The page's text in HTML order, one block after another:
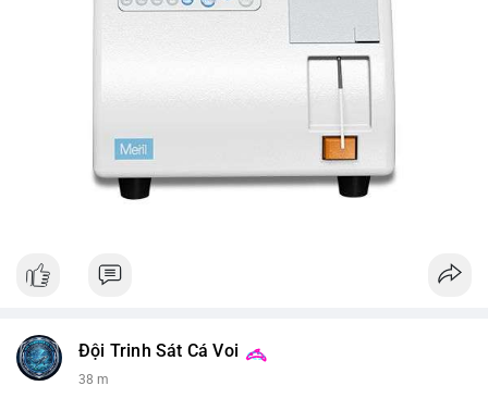
Đội Trinh Sát Cá Voi
38 m